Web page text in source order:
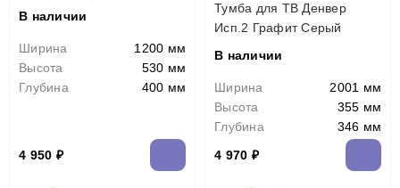
В наличии
Ширина
1200 мм
Высота
530 мм
Глубина
400 мм
4 950 ₽
Тумба для ТВ Денвер
Исп.2 Графит Серый
В наличии
Ширина
2001 мм
Высота
355 мм
Глубина
346 мм
4 970 ₽